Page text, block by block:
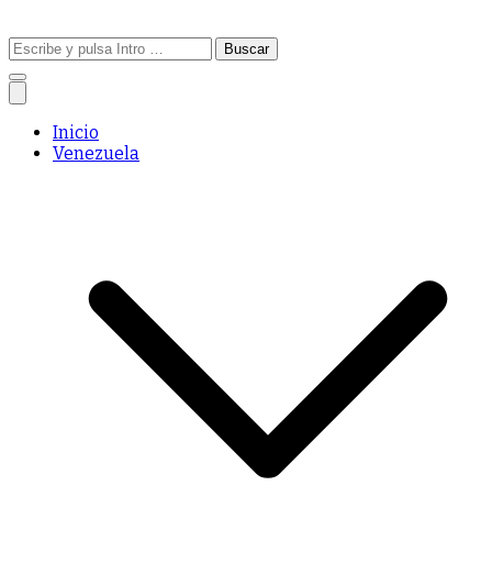
Buscar:
Inicio
Venezuela